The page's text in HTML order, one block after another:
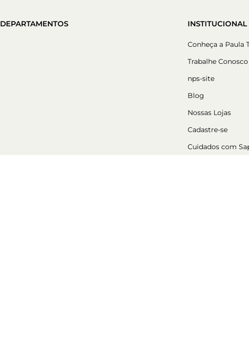
DEPARTAMENTOS INSTITUCIONAL
Conheça a Paula
Trabalhe Conosco
nps-site
Blog
Nossas Lojas
Cadastre-se
Cuidados com